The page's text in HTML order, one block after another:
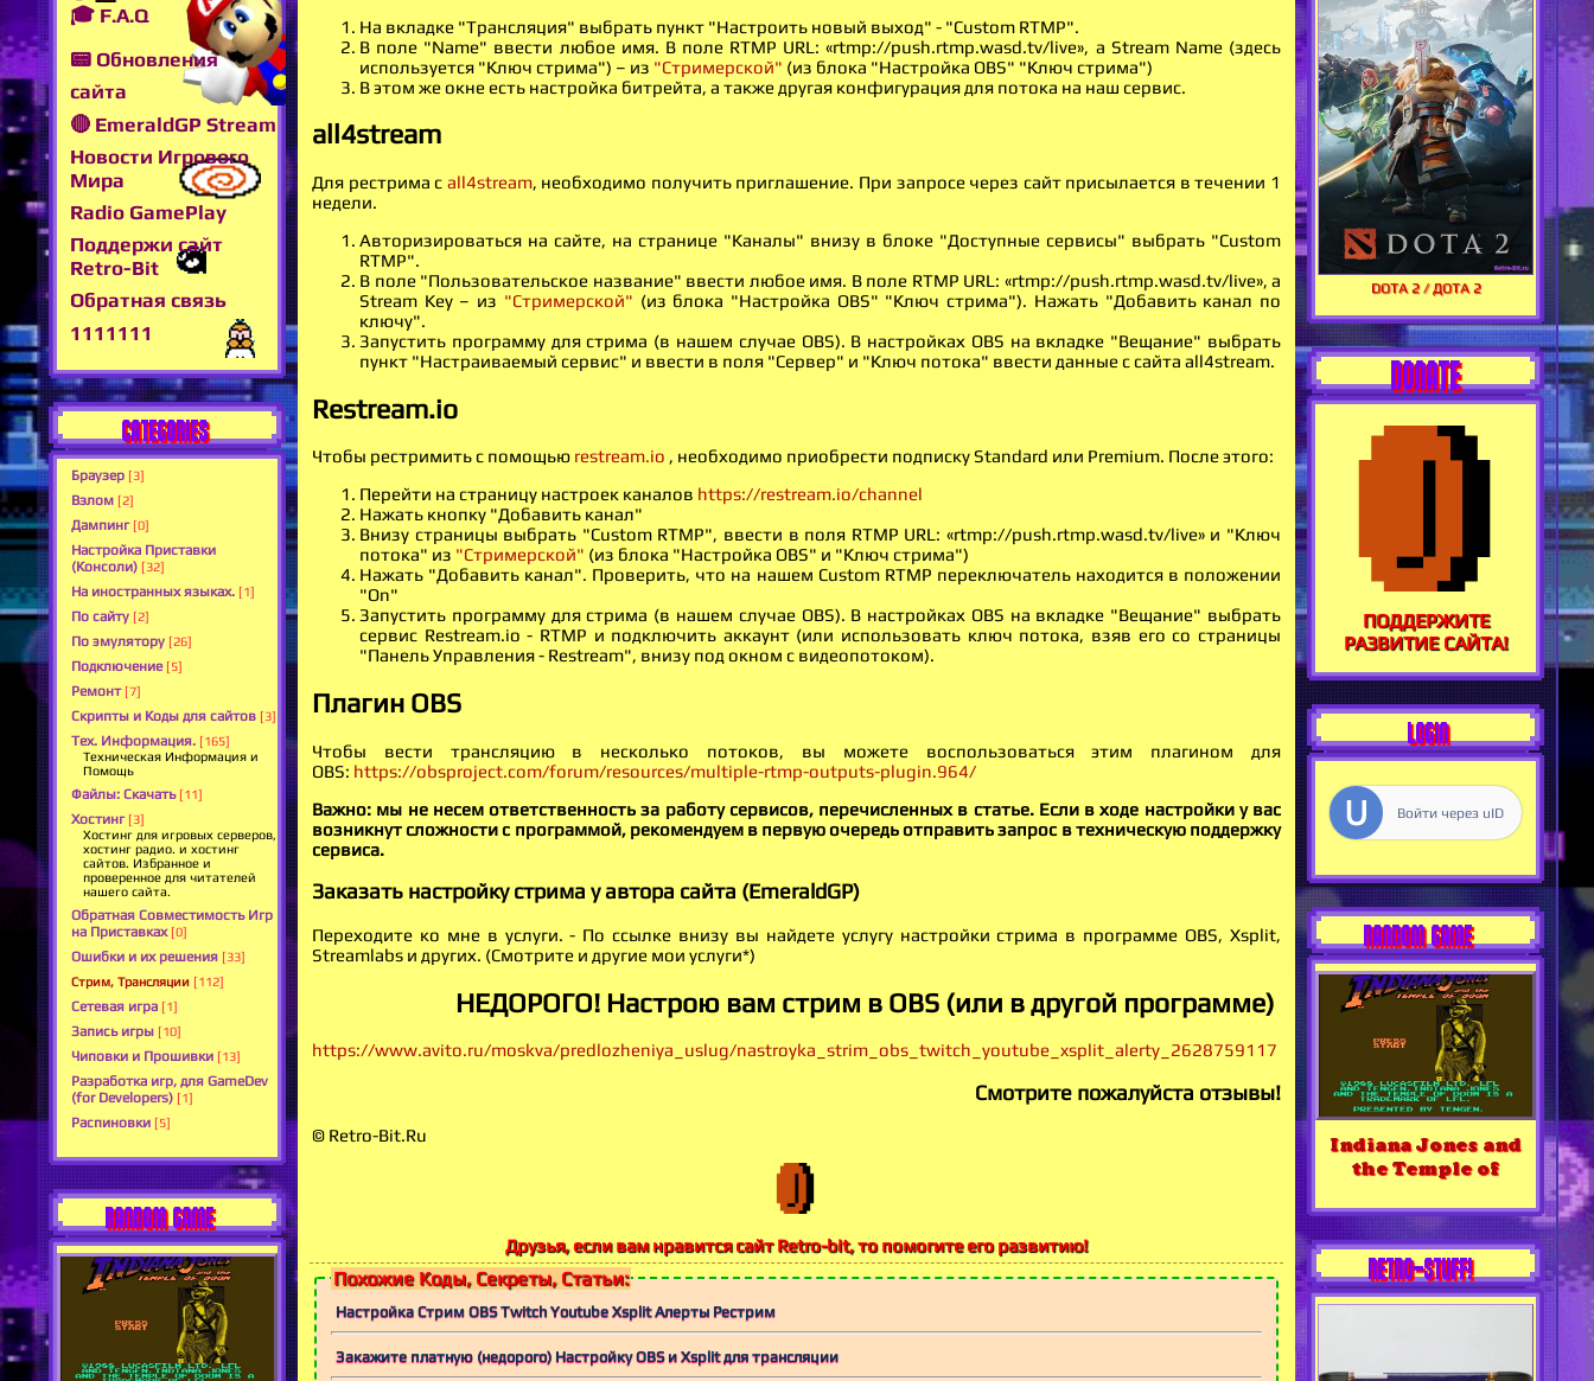
🎓 F.A.Q
📟 Обновления
сайта
🔴 EmeraldGP Stream
Новости Игрового
Мира
Radio GamePlay
Поддержи сайт
Retro-Bit
Обратная связь
1111111
CATEGORIES
Браузер [3]
Взлом [2]
Дампинг [0]
Настройка Приставки
(Консоли) [32]
На иностранных языках. [1]
По сайту [2]
По эмулятору [26]
Подключение [5]
Ремонт [7]
Скрипты и Коды для сайтов [3]
Тех. Информация. [165]
Техническая Информация и
Помощь
Файлы: Скачать [11]
Хостинг [3]
Хостинг для игровых серверов,
хостинг радио. и хостинг
сайтов. Избранное и
проверенное для читателей
нашего сайта.
Обратная Совместимость Игр
на Приставках [0]
Ошибки и их решения [33]
Стрим, Трансляции [112]
Сетевая игра [1]
Запись игры [10]
Чиповки и Прошивки [13]
Разработка игр, для GameDev
(for Developers) [1]
Распиновки [5]
RANDOM GAME
На вкладке "Трансляция" выбрать пункт "Настроить новый выход" - "Custom RTMP".
В поле "Name" ввести любое имя. В поле RTMP URL: «rtmp://push.rtmp.wasd.tv/live», а Stream Name (здесь
используется "Ключ стрима") – из "Стримерской" (из блока "Настройка OBS" "Ключ стрима")
В этом же окне есть настройка битрейта, а также другая конфигурация для потока на наш сервис.
all4stream
Для рестрима с all4stream, необходимо получить приглашение. При запросе через сайт присылается в течении 1
недели.
Авторизироваться на сайте, на странице "Каналы" внизу в блоке "Доступные сервисы" выбрать "Custom
RTMP".
В поле "Пользовательское название" ввести любое имя. В поле RTMP URL: «rtmp://push.rtmp.wasd.tv/live», а
Stream Key – из "Стримерской" (из блока "Настройка OBS" "Ключ стрима"). Нажать "Добавить канал по
ключу".
Запустить программу для стрима (в нашем случае OBS). В настройках OBS на вкладке "Вещание" выбрать
пункт "Настраиваемый сервис" и ввести в поля "Сервер" и "Ключ потока" ввести данные с сайта all4stream.
Restream.io
Чтобы рестримить с помощью restream.io , необходимо приобрести подписку Standard или Premium. После этого:
Перейти на страницу настроек каналов https://restream.io/channel
Нажать кнопку "Добавить канал"
Внизу страницы выбрать "Custom RTMP", ввести в поля RTMP URL: «rtmp://push.rtmp.wasd.tv/live» и "Ключ
потока" из "Стримерской" (из блока "Настройка OBS" и "Ключ стрима")
Нажать "Добавить канал". Проверить, что на нашем Custom RTMP переключатель находится в положении
"On"
Запустить программу для стрима (в нашем случае OBS). В настройках OBS на вкладке "Вещание" выбрать
сервис Restream.io - RTMP и подключить аккаунт (или использовать ключ потока, взяв его со страницы
"Панель Управления - Restream", внизу под окном с видеопотоком).
Плагин OBS
Чтобы вести трансляцию в несколько потоков, вы можете воспользоваться этим плагином для
OBS: https://obsproject.com/forum/resources/multiple-rtmp-outputs-plugin.964/
Важно: мы не несем ответственность за работу сервисов, перечисленных в статье. Если в ходе настройки у вас
возникнут сложности с программой, рекомендуем в первую очередь отправить запрос в техническую поддержку
сервиса.
Заказать настройку стрима у автора сайта (EmeraldGP)
Переходите ко мне в услуги. - По ссылке внизу вы найдете услугу настройки стрима в программе OBS, Xsplit,
Streamlabs и других. (Смотрите и другие мои услуги*)
НЕДОРОГО! Настрою вам стрим в OBS (или в другой программе)
https://www.avito.ru/moskva/predlozheniya_uslug/nastroyka_strim_obs_twitch_youtube_xsplit_alerty_2628759117
Смотрите пожалуйста отзывы!
© Retro-Bit.Ru
Друзья, если вам нравится сайт Retro-bit, то помогите его развитию!
Похожие Коды, Секреты, Статьи:
Настройка Стрим OBS Twitch Youtube Xsplit Алерты Рестрим
Закажите платную (недорого) Настройку OBS и Xsplit для трансляции
DOTA 2 / ДОТА 2
DONATE
ПОДДЕРЖИТЕ
РАЗВИТИЕ САЙТА!
LOGIN
Войти через uID
RANDOM GAME
Indiana Jones and
the Temple of
RETRO-STUFF!